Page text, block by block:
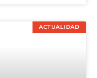
ACTUALIDAD